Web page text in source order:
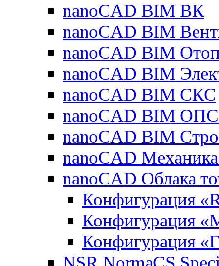
nanoCAD BIM ВК
nanoCAD BIM
nanoCAD BIM
nanoCAD BIM
nanoCAD BIM СКС
nanoCAD BIM ОПС
nanoCAD BIM
nanoCAD
nanoCAD Облака
Конфигурация
Конфигурация
Конфигурация